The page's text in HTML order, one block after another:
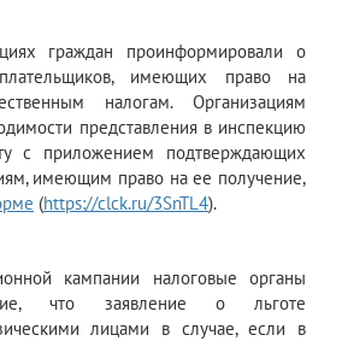
граждан проинформировали о
имеющих право на
налогам. Организациям
представления в инспекцию
с приложением подтверждающих
имеющим право на ее получение,
(https://clck.ru/3SnTL4).
кампании налоговые органы
что заявление о льготе
лицами в случае, если в